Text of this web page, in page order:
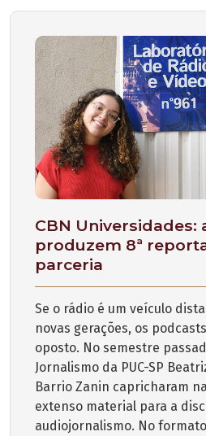
CBN Universidades:
produzem 8ª
parceria
Se o rádio é um veículo
novas gerações, os
oposto. No semestre
Jornalismo da PUC-SP
Barrio Zanin capricharam
extenso material para a
audiojornalismo. No